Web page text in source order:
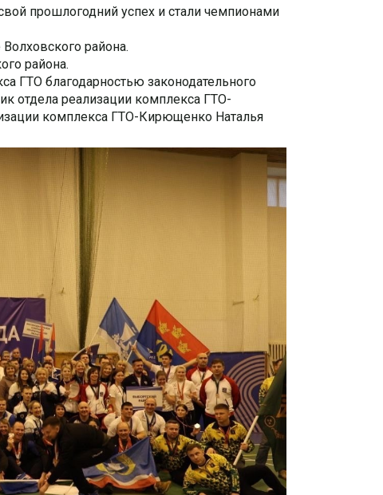
прошлогодний успех и стали чемпионами
района.
района.
ГТО благодарностью законодательного
отдела реализации комплекса ГТО-
комплекса ГТО-Кирющенко Наталья